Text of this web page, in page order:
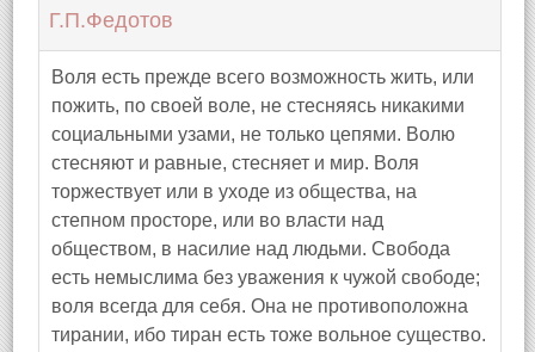
Г.П.Федотов
Воля есть прежде всего возможность жить, или
пожить, по своей воле, не стесняясь никакими
социальными узами, не только цепями. Волю
стесняют и равные, стесняет и мир. Воля
торжествует или в уходе из общества, на
степном просторе, или во власти над
обществом, в насилие над людьми. Свобода
есть немыслима без уважения к чужой свободе;
воля всегда для себя. Она не противоположна
тирании, ибо тиран есть тоже вольное существо.